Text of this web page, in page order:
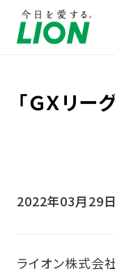
「ＧＸリ
2022年03月29日
ライオン株式会